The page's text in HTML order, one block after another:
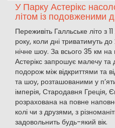
У Парку Астерікс
літом із подовженими
Переживіть Галльське літо з
року, коли дні триватимуть
нічне шоу. За всього 35 км на
Астерікс запрошує малечу
подорож між відкриттями та
та шоу, розташованими у
імперія, Стародавня Греція,
розрахована на повне
колі чи з друзями, з
задовольнить будь-який вік.